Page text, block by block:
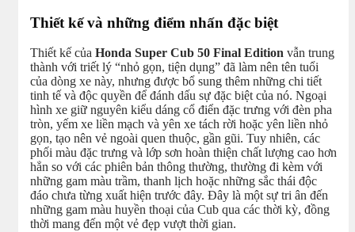
Thiết kế và những điểm nhấn đặc biệt
Thiết kế của Honda Super Cub 50 Final Edition vẫn trung
thành với triết lý “nhỏ gọn, tiện dụng” đã làm nên tên tuổi
của dòng xe này, nhưng được bổ sung thêm những chi tiết
tinh tế và độc quyền để đánh dấu sự đặc biệt của nó. Ngoại
hình xe giữ nguyên kiểu dáng cổ điển đặc trưng với đèn pha
tròn, yếm xe liền mạch và yên xe tách rời hoặc yên liền nhỏ
gọn, tạo nên vẻ ngoài quen thuộc, gần gũi. Tuy nhiên, các
phối màu đặc trưng và lớp sơn hoàn thiện chất lượng cao hơn
hẳn so với các phiên bản thông thường, thường đi kèm với
những gam màu trầm, thanh lịch hoặc những sắc thái độc
đáo chưa từng xuất hiện trước đây. Đây là một sự tri ân đến
những gam màu huyền thoại của Cub qua các thời kỳ, đồng
thời mang đến một vẻ đẹp vượt thời gian.